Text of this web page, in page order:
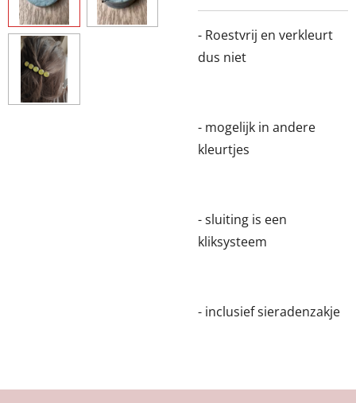
- Roestvrij en verkleurt
dus niet
- mogelijk in andere
kleurtjes
- sluiting is een
kliksysteem
- inclusief sieradenzakje